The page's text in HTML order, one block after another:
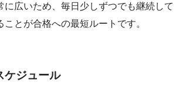
に広いため、毎日少しずつでも継続して
とが合格への最短ルートです。
ケジュール